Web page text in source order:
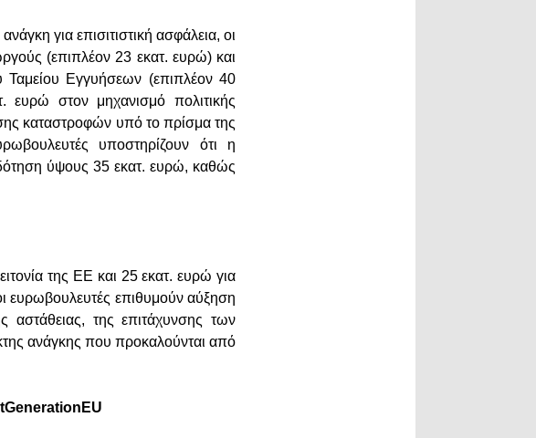
για επισιτιστική ασφάλεια, οι
(επιπλέον 23 εκατ. ευρώ) και
Ταμείου Εγγυήσεων (επιπλέον 40
ευρώ στον μηχανισμό πολιτικής
καταστροφών υπό το πρίσμα της
υποστηρίζουν ότι η
ύψους 35 εκατ. ευρώ, καθώς
της ΕΕ και 25 εκατ. ευρώ για
ευρωβουλευτές επιθυμούν αύξηση
αστάθειας, της επιτάχυνσης των
ανάγκης που προκαλούνται από